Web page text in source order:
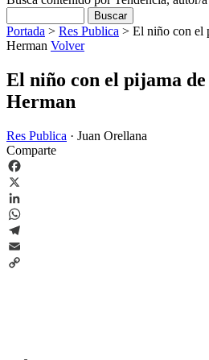
Portada > Res Publica > El niño con el
Herman Volver
El niño con el pijama
Herman
Res Publica · Juan Orellana
Comparte
Facebook
X
LinkedIn
WhatsApp
Telegram
Email